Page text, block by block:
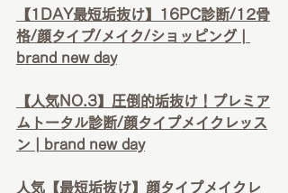
【1DAY最短垢抜け】16PC診断/12骨
格/顔タイプ/メイク/ショッピング |
brand new day
【人気NO.3】圧倒的垢抜け！プレミア
ムトータル診断/顔タイプメイクレッス
ン | brand new day
人気【最短垢抜け】顔タイプメイクレ